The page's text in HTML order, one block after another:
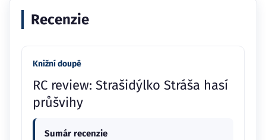
Recenzie
Knižní doupě
RC review: Strašidýlko Stráša hasí
průšvihy
Sumár recenzie